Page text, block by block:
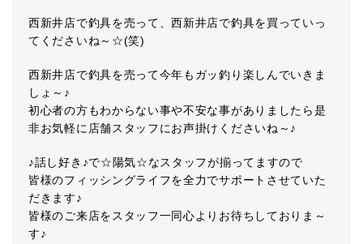
西新井店で釣具を売って、西新井店で釣具を買っていっ
てくださいね～☆(笑)
西新井店で釣具を売って今年もガッ釣り楽しんでいきま
しょ～♪
初心者の方もわからない事や不安な事がありましたら是
非お気軽に店舗スタッフにお声掛けくださいね～♪
♪話し好き♪で☆陽気☆なスタッフが揃ってますので
皆様のフィッシングライフを全力でサポートさせていた
だきます♪
皆様のご来店をスタッフ一同心よりお待ちしておりま～
す♪